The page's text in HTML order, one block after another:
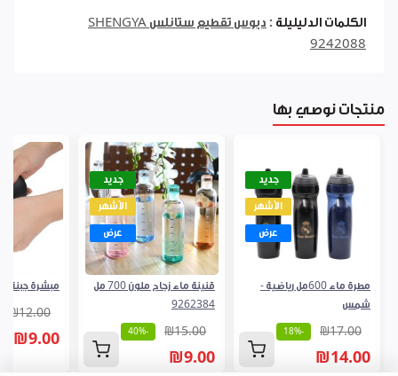
الكلمات الدليليلة :
دبوس تقطيع ستانلس SHENGYA
9242088
منتجات نوصي بها
جديد
الأشهر
عرض
مطرة ماء 600مل رياضية -
شمس
₪17.00
-18%
₪14.00
جديد
الأشهر
عرض
قنينة ماء زجاج ملون 700 مل
9262384
₪15.00
-40%
₪9.00
مبشرة جبنة لف
₪12.00
₪9.00